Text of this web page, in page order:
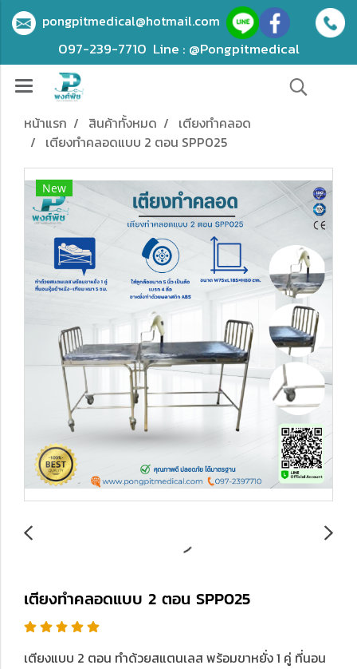
pongpitmedical@hotmail.com
097-239-7710 Line : @Pongpitmedical
หน้าแรก สินค้าทั้งหมด
เตียงทำคลอด
เตียงทำคลอดแบบ 2 ตอน SPP025
New
เตียงทำคลอดแบบ 2 ตอน SPP025
เตียงแบบ 2 ตอน ทำด้วยสแตนเลส พร้อมขาหยั่ง 1 คู่ ที่นอน